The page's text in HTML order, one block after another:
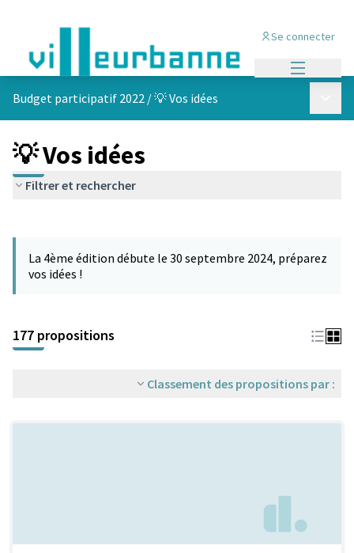
Se connecter
Budget participatif 2022 /💡 Vos idées
💡 Vos idées
Filtrer et rechercher
−
La 4ème édition débute le 30 septembre 2024, préparez
vos idées !
177 propositions
Classement des propositions par :